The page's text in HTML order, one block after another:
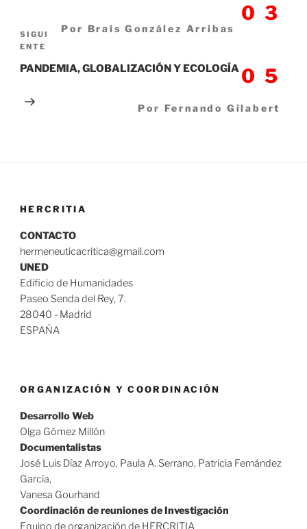
03
Por Brais González Arribas
Siguiente
entrada
SIGUI
ENTE
PANDEMIA, GLOBALIZACIÓN Y ECOLOGÍA 05
Por Fernando Gilabert
HERCRITIA
CONTACTO
hermeneuticacritica@gmail.com
UNED
Edificio de Humanidades
Paseo Senda del Rey, 7.
28040 - Madrid
ESPAÑA
ORGANIZACIÓN Y COORDINACIÓN
Desarrollo Web
Olga Gómez Millón
Documentalistas
José Luis Díaz Arroyo, Paula A. Serrano, Patricia Fernández
García,
Vanesa Gourhand
Coordinación de reuniones de Investigación